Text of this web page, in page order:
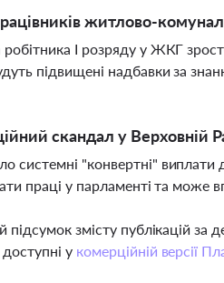
житлово-
робітника І розряду у ЖКГ
підвищені надбавки за
скандал у Верховній
системні "конвертні"
праці у парламенті та
змісту публікацій
у комерційній версії